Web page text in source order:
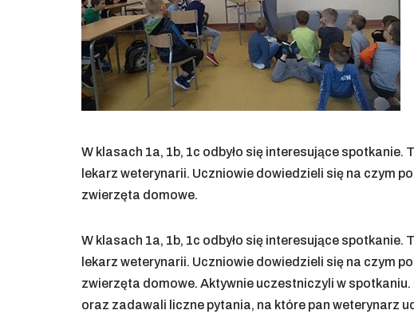
W klasach 1a, 1b, 1c odbyło się interesujące spotkanie.
lekarz weterynarii. Uczniowie dowiedzieli się na czym
zwierzęta domowe.
W klasach 1a, 1b, 1c odbyło się interesujące spotkanie.
lekarz weterynarii. Uczniowie dowiedzieli się na czym
zwierzęta domowe. Aktywnie uczestniczyli w
oraz zadawali liczne pytania, na które pan weterynarz